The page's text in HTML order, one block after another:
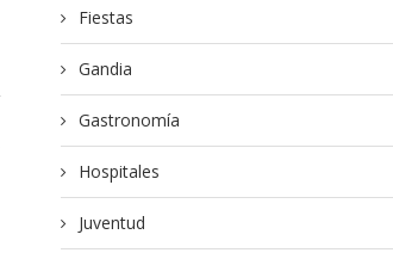
Fiestas
Gandia
Gastronomía
Hospitales
Juventud